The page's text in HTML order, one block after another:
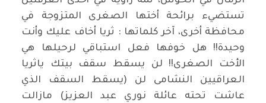
تستضيء برائحة أختها الصغرى المتزوجة في
محافظة أخرى، آخر كلماتها : ثريا أخاف عليك وأنت
وحيدة!! هل خوفها فعل استباقي لرحيلها هي
الأخت الصغرى!! لن يسقط سقف بيتك ياثريا
العراقيين النشامى لن (يسقط السقف الذي
عاشت تحته عائلة نوري عبد العزيز) مازالت